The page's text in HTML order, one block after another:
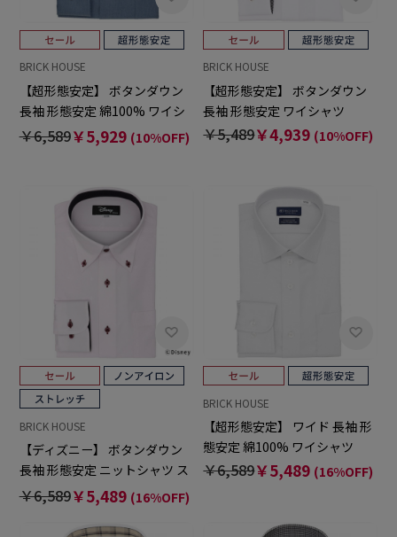
BRICK HOUSE
【超形態安定】 ボタンダウン
長袖 形態安定 綿100% ワイシ
ャツ
￥6,589￥5,929 (10%OFF)
BRICK HOUSE
【超形態安定】 ボタンダウン
長袖 形態安定 ワイシャツ
￥5,489￥4,939 (10%OFF)
BRICK HOUSE
【ディズニー】 ボタンダウン
長袖 形態安定 ニットシャツ ス
トレッチ
￥6,589￥5,489 (16%OFF)
BRICK HOUSE
【超形態安定】 ワイド 長袖 形
態安定 綿100% ワイシャツ
￥6,589￥5,489 (16%OFF)